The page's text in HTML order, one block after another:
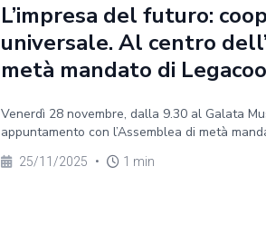
L’impresa del futuro:
universale. Al centro
metà mandato di
Venerdì 28 novembre, dalla 9.30 al Galata
appuntamento con l’Assemblea di metà
25/11/2025 • 1 min